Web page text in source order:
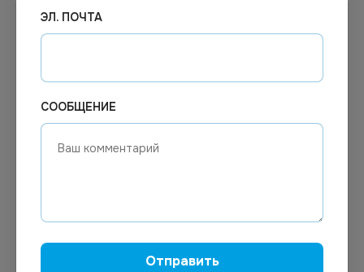
1-4 мм, H-4 *12/864
красный 2,5 мм,
перманентный
ЭЛ. ПОЧТА
СООБЩЕНИЕ
Отправить